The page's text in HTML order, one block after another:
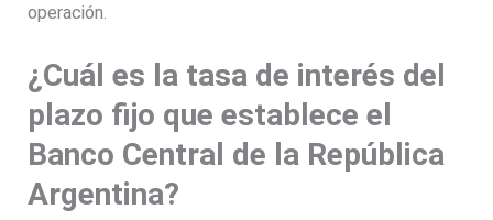
operación.
¿Cuál es la tasa de interés del
plazo fijo que establece el
Banco Central de la República
Argentina?